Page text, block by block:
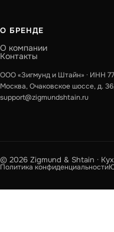
О БРЕНДЕ
О компании
Контакты
ООО «Зигмунд и Штайн» · ИНН
Москва, Очаковское шоссе, д. 36,
support@zigmundshtain.ru
© 2026 Zigmund & Shtain ·
Политика конфиденциальности